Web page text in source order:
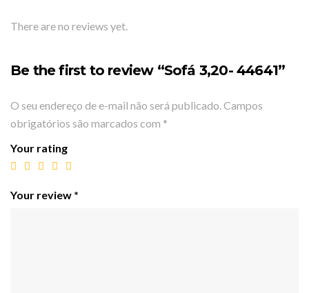
There are no reviews yet.
Be the first to review “Sofá 3,20- 44641”
O seu endereço de e-mail não será publicado. Campos
obrigatórios são marcados com *
Your rating
Your review *